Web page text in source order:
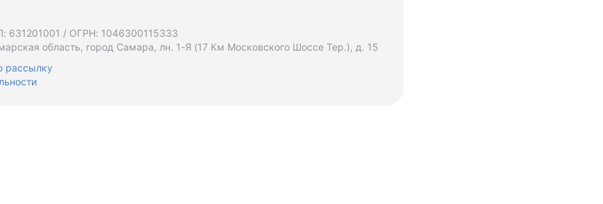
631201001 / ОГРН: 1046300115333
область, город Самара, лн. 1-Я (17 Км Московского Шоссе Тер.), д. 15
рассылку